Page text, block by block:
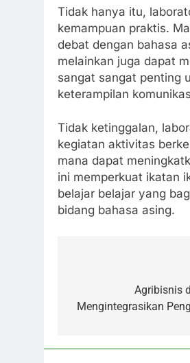
Tidak hanya itu,
kemampuan praktis.
debat dengan bahasa
melainkan juga dapat
sangat sangat penting
keterampilan
Tidak ketinggalan,
kegiatan aktivitas
mana dapat
ini memperkuat ikatan
belajar belajar yang
bidang bahasa asing.
navigationAgribisnis
Mengintegrasikan